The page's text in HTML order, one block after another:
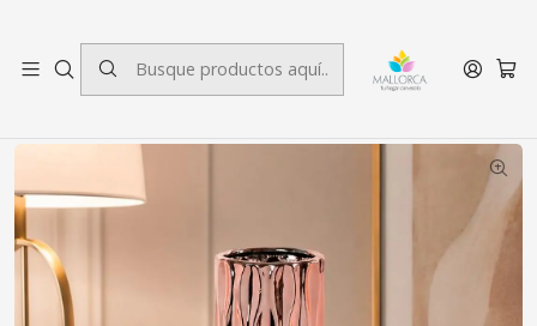
Inicio Decoración Jarrones Jarrón Malibú Grande